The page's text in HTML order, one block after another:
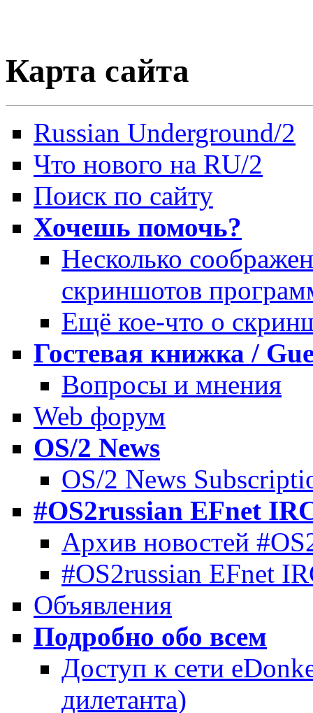
Карта сайта
Russian Underground/2
Что нового на RU/2
Поиск по сайту
Хочешь помочь?
Несколько
скриншотов
Ещё кое-что о
Гостевая книжка /
Вопросы и мнения
Web форум
OS/2 News
OS/2 News
#OS2russian EFnet
Архив новостей
#OS2russian EFnet
Объявления
Подробно обо всем
Доступ к сети
дилетанта)